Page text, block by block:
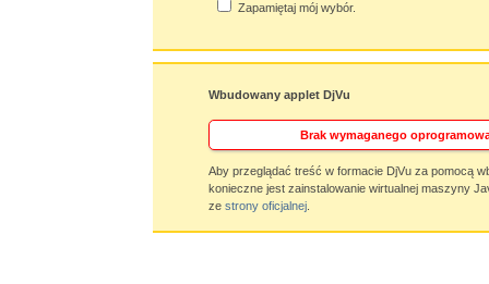
Zapamiętaj mój wybór.
Wbudowany applet DjVu
Brak wymaganego
Aby przeglądać treść w formacie DjVu za pomocą
konieczne jest zainstalowanie wirtualnej maszyny
ze strony oficjalnej